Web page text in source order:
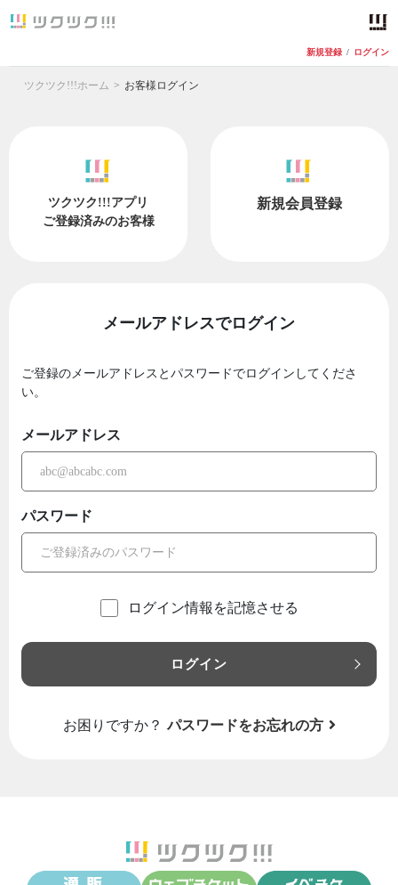
新規登録 / ログイン
ツクツク!!!ホーム お客様ログイン
ツクツク!!!アプリ
ご登録済みのお客様
新規会員登録
メールアドレスでログイン
ご登録のメールアドレスとパスワードでログインしてくださ
い。
メールアドレス
パスワード
ログイン情報を記憶させる
ログイン
お困りですか？ パスワードをお忘れの方